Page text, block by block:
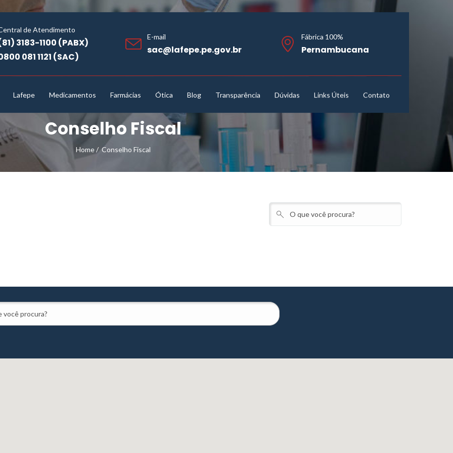
de Atendimento
3183-1100 (PABX)
081 1121 (SAC)
E-mail
sac@lafepe.pe.gov.br
Fábrica 100%
Pernambucana
Lafepe Medicamentos Farmácias Ótica Blog Transparência Dúvidas Links Úteis Contato
Conselho Fiscal
Home/Conselho Fiscal